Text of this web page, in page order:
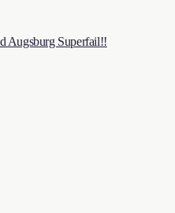
Augsburg Superfail!!